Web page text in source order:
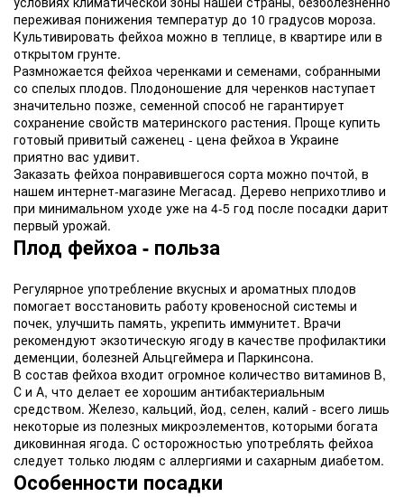
переживая понижения температур до 10 градусов мороза.
Культивировать фейхоа можно в теплице, в квартире или в
открытом грунте.
Размножается фейхоа черенками и семенами, собранными
со спелых плодов. Плодоношение для черенков наступает
значительно позже, семенной способ не гарантирует
сохранение свойств материнского растения. Проще купить
готовый привитый саженец - цена фейхоа в Украине
приятно вас удивит.
Заказать фейхоа понравившегося сорта можно почтой, в
нашем интернет-магазине Мегасад. Дерево неприхотливо и
при минимальном уходе уже на 4-5 год после посадки дарит
первый урожай.
Плод фейхоа - польза
Регулярное употребление вкусных и ароматных плодов
помогает восстановить работу кровеносной системы и
почек, улучшить память, укрепить иммунитет. Врачи
рекомендуют экзотическую ягоду в качестве профилактики
деменции, болезней Альцгеймера и Паркинсона.
В состав фейхоа входит огромное количество витаминов В,
С и А, что делает ее хорошим антибактериальным
средством. Железо, кальций, йод, селен, калий - всего лишь
некоторые из полезных микроэлементов, которыми богата
диковинная ягода. С осторожностью употреблять фейхоа
следует только людям с аллергиями и сахарным диабетом.
Особенности посадки